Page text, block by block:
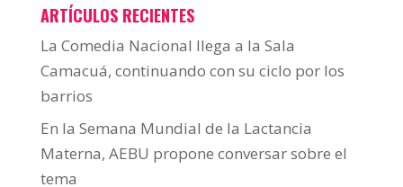
ARTÍCULOS RECIENTES
La Comedia Nacional llega a la Sala
Camacuá, continuando con su ciclo por los
barrios
En la Semana Mundial de la Lactancia
Materna, AEBU propone conversar sobre el
tema